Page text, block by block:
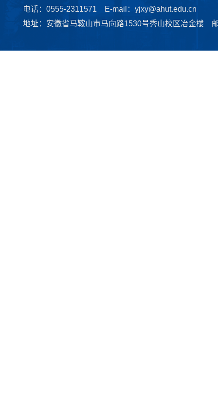
电话：0555-2311571 E-mail：yjxy@ahut.edu.cn
地址：安徽省马鞍山市马向路1530号秀山校区冶金楼